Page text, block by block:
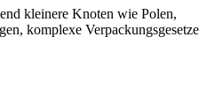
kleinere Knoten wie Polen,
komplexe Verpackungsgesetze